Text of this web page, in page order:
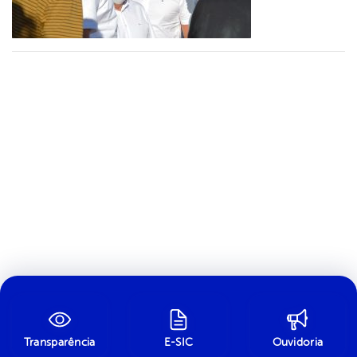
Transparência E-SIC Ouvidoria